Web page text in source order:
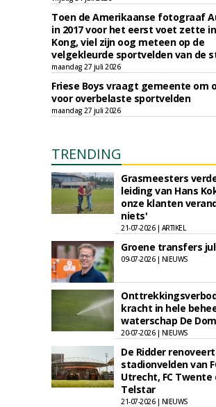
Toen de Amerikaanse fotograaf
in 2017 voor het eerst voet zette
Kong, viel zijn oog meteen op de
velgekleurde sportvelden van de
maandag 27 juli 2026
Friese Boys vraagt gemeente om
voor overbelaste sportvelden
maandag 27 juli 2026
TRENDING
Grasmeesters
leiding van Hans
onze klanten
niets'
21-07-2026 | ARTIKEL
Groene transfers
09-07-2026 | NIEUWS
kracht in hele
waterschap De
20-07-2026 | NIEUWS
De Ridder renoveert
stadionvelden van
Utrecht, FC Twente
Telstar
21-07-2026 | NIEUWS